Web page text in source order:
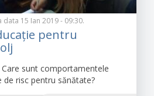
data 15 Ian 2019 - 09:30.
pentru
sunt comportamentele
de risc pentru sănătate?